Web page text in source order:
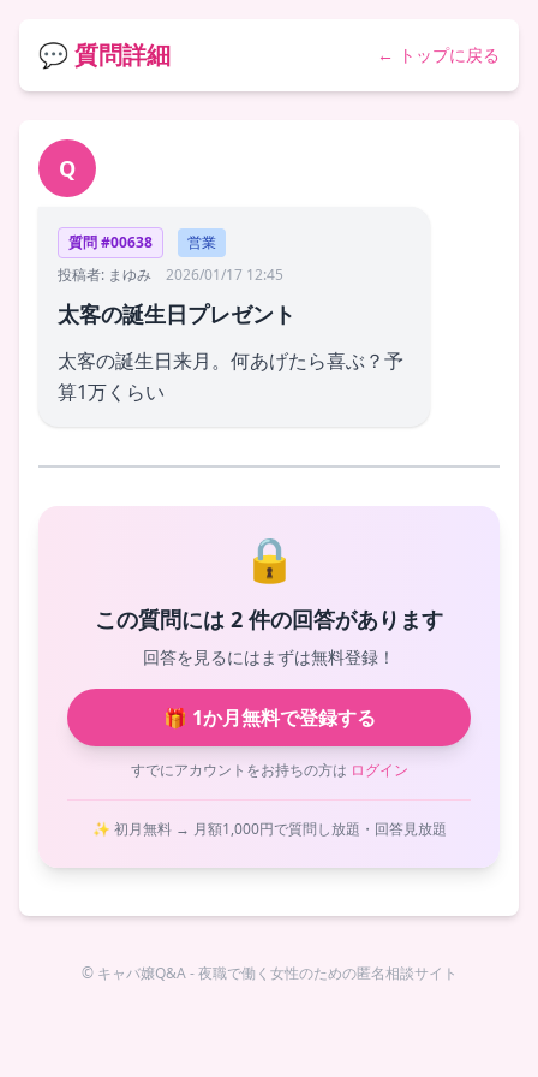
💬 質問詳細 ← トップに戻る
Q
質問 #00638
営業
投稿者: まゆみ
2026/01/17 12:45
太客の誕生日プレゼント
太客の誕生日来月。何あげたら喜ぶ？予
算1万くらい
🔒
この質問には 2 件の回答があります
回答を見るにはまずは無料登録！
🎁 1か月無料で登録する
すでにアカウントをお持ちの方は ログイン
✨ 初月無料 → 月額1,000円で質問し放題・回答見放題
© キャバ嬢Q&A - 夜職で働く女性のための匿名相談サイト